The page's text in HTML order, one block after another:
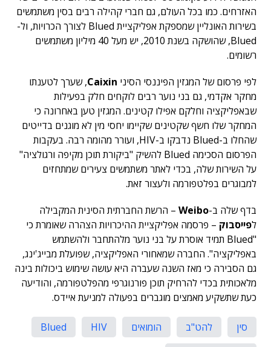
האזרחים. כמו בכל העולם, גם חברי קהילה רבים בסין משתמשים
בשירות האונליין שמספקת אפליקציית Blued לצורך הכרויות, ול-
Blued, שהושקה בשנת 2010, יש מעל 40 מיליון משתמשים
רשומים.
לפי פרסום של המגזין הפיננסי הסיני Caixin, שערך לטענתו
מחקר אקדמי, גם בני נוער רבים לוקחים חלק בפעילות
שבאפליקציה וחלקם אפילו קטינים. המגזין טען באחרונה כי
המחקר שלו חשף שקטינים שקיימו יחסי מין לא מוגנים בדייטים
שהחלו ב-Blued נדבקו ב-HIV, ועורר מהומה רבה. בעקבות
הפרסום הסכימה Blued להשיק "ביקורת תוכן מקיפה ורגולציה"
על השירות שלה, בכדי לאתר משתמשים צעירים שמתחזים
למבוגרים בפלטפורמה ולעצור זאת.
בדף שלה ב-Weibo – הרשת החברתית הסינית המקבילה
לפייסבוק – פרסמה אפליקציית ההיכרויות הצהרה שאומרת כי
"Blued תמיד אוסרת על בני נוער מלהתחבר ולהשתמש
באפליקציה". החברה שמאחורי האפליקציה, שפועלת מבייג'ינג,
גם הסבירה כי מאז השנה שעברה היא עושה שימוש ביכולות בינה
מלאכותית בכדי להרחיק תוכן פורנוגרפי מהפלטפורמה, והודיעה
כעת שתשקיע מאמצים מוגברים בפעולה למניעת איידס.
סין להט"ב הומואים HIV
Blued